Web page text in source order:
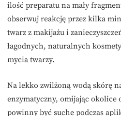
ilość preparatu na mały
obserwuj reakcję przez kilka
twarz z makijażu i
łagodnych, naturalnych
mycia twarzy.
Na lekko zwilżoną wodą skórę
enzymatyczny, omijając okolice
powinny być suche podczas